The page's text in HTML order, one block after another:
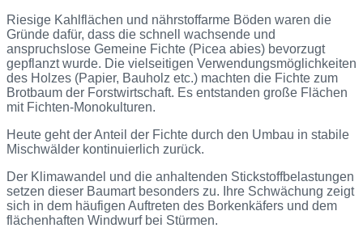
Riesige Kahlflächen und nährstoffarme Böden waren die
Gründe dafür, dass die schnell wachsende und
anspruchslose Gemeine Fichte (Picea abies) bevorzugt
gepflanzt wurde. Die vielseitigen Verwendungsmöglichkeiten
des Holzes (Papier, Bauholz etc.) machten die Fichte zum
Brotbaum der Forstwirtschaft. Es entstanden große Flächen
mit Fichten-Monokulturen.
Heute geht der Anteil der Fichte durch den Umbau in stabile
Mischwälder kontinuierlich zurück.
Der Klimawandel und die anhaltenden Stickstoffbelastungen
setzen dieser Baumart besonders zu. Ihre Schwächung zeigt
sich in dem häufigen Auftreten des Borkenkäfers und dem
flächenhaften Windwurf bei Stürmen.